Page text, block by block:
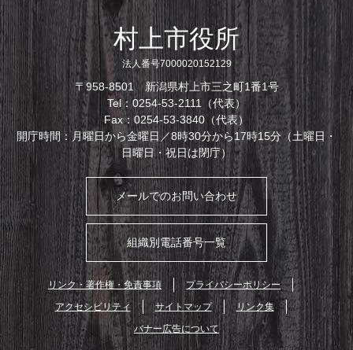
村上市役所
法人番号7000020152129
〒958-8501 新潟県村上市三之町1番1号
Tel：0254-53-2111（代表）
Fax：0254-53-3840（代表）
開庁時間：月曜日から金曜日／8時30分から17時15分（土曜日・
日曜日・祝日は閉庁）
メールでのお問い合わせ
組織別電話番号一覧
リンク・著作権・免責事項
プライバシーポリシー
アクセシビリティ
サイトマップ
リンク集
バナー広告について